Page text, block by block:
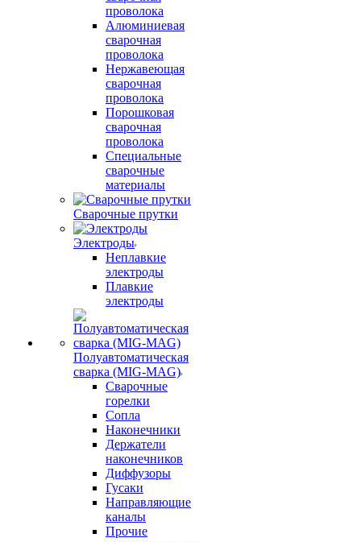
проволока
Алюминиевая
сварочная
проволока
Нержавеющая
сварочная
проволока
Порошковая
сварочная
проволока
Специальные
сварочные
материалы
Сварочные прутки
Электроды
Неплавкие
электроды
Плавкие
электроды
Полуавтоматическая
сварка (MIG-MAG)
Сварочные
горелки
Сопла
Наконечники
Держатели
наконечников
Диффузоры
Гусаки
Направляющие
каналы
Прочие